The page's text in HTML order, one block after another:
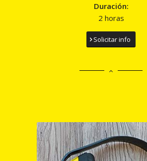
Duración:
2 horas
Solicitar info